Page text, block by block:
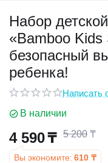
Набор
«Bamboo
безопасный
ребенка!
Написать
В наличии
4 590₸ 5 200 ₸
Вы экономите: 610 ₸